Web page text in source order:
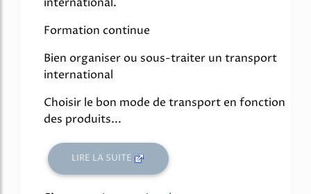
Formation continue
Bien organiser ou sous-traiter un transport
international
Choisir le bon mode de transport en fonction
des produits...
LIRE LA SUITE